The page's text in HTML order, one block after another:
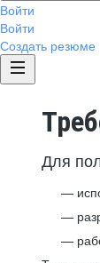
Войти
Войти
Создать резюме
Для